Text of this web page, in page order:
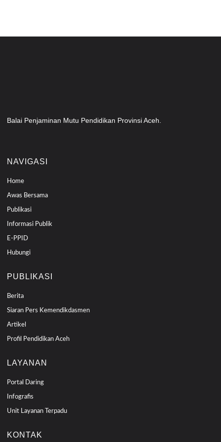
Balai Penjaminan Mutu Pendidikan Provinsi Aceh.
NAVIGASI
Home
Awas Bersama
Publikasi
Informasi Publik
E-PPID
Hubungi
PUBLIKASI
Berita
Siaran Pers Kemendikdasmen
Artikel
Profil Pendidikan Aceh
LAYANAN
Portal Daring
Infografis
Unit Layanan Terpadu
KONTAK